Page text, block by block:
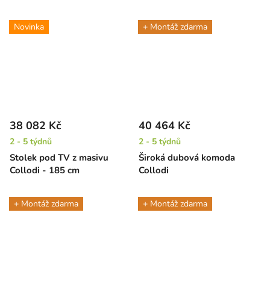
Novinka
Stolek pod TV z masivu
Collodi - 185 cm
38 082 Kč
2 - 5 týdnů
+ Montáž zdarma
Široká dubová komoda
Collodi
40 464 Kč
2 - 5 týdnů
+ Montáž zdarma + Montáž zdarma